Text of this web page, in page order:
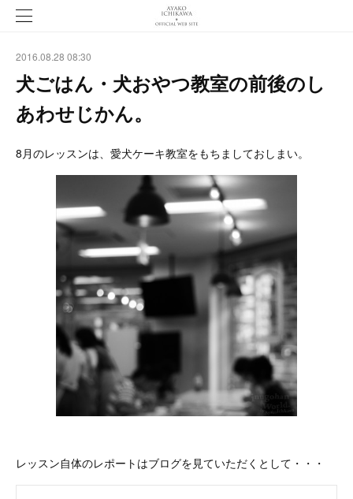
2016.08.28 08:30
犬ごはん・犬おやつ教室の前後のし
あわせじかん。
8月のレッスンは、愛犬ケーキ教室をもちましておしまい。
レッスン自体のレポートはブログを見ていただくとして・・・